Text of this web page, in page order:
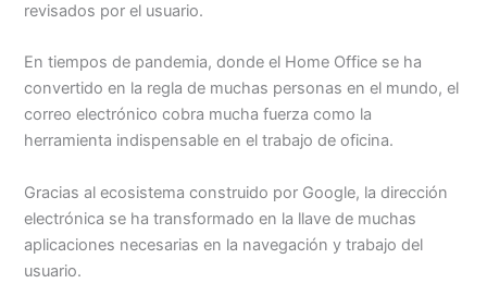
revisados por el usuario.
En tiempos de pandemia, donde el Home Office se ha
convertido en la regla de muchas personas en el mundo, el
correo electrónico cobra mucha fuerza como la
herramienta indispensable en el trabajo de oficina.
Gracias al ecosistema construido por Google, la dirección
electrónica se ha transformado en la llave de muchas
aplicaciones necesarias en la navegación y trabajo del
usuario.